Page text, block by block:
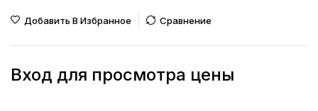
Добавить В Избранное Сравнение
Вход для просмотра цены